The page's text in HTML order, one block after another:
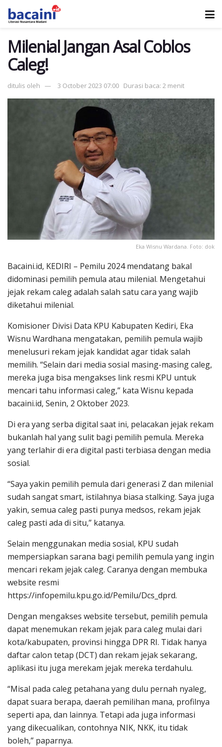
Milenial Jangan Asal Coblos
Caleg!
ditulis oleh 3 October 2023 07:00 Durasi baca: 2 menit
Eka Wisnu Wardana. Foto: dok
Bacaini.id, KEDIRI – Pemilu 2024 mendatang bakal
didominasi pemilih pemula atau milenial. Mengetahui
jejak rekam caleg adalah salah satu cara yang wajib
diketahui milenial.
Komisioner Divisi Data KPU Kabupaten Kediri, Eka
Wisnu Wardhana mengatakan, pemilih pemula wajib
menelusuri rekam jejak kandidat agar tidak salah
memilih. “Selain dari media sosial masing-masing caleg,
mereka juga bisa mengakses link resmi KPU untuk
mencari tahu informasi caleg,” kata Wisnu kepada
bacaini.id, Senin, 2 Oktober 2023.
Di era yang serba digital saat ini, pelacakan jejak rekam
bukanlah hal yang sulit bagi pemilih pemula. Mereka
yang terlahir di era digital pasti terbiasa dengan media
sosial.
“Saya yakin pemilih pemula dari generasi Z dan milenial
sudah sangat smart, istilahnya biasa stalking. Saya juga
yakin, semua caleg pasti punya medsos, rekam jejak
caleg pasti ada di situ,” katanya.
Selain menggunakan media sosial, KPU sudah
mempersiapkan sarana bagi pemilih pemula yang ingin
mencari rekam jejak caleg. Caranya dengan membuka
website resmi
https://infopemilu.kpu.go.id/Pemilu/Dcs_dprd.
Dengan mengakses website tersebut, pemilih pemula
dapat menemukan rekam jejak para caleg mulai dari
kota/kabupaten, provinsi hingga DPR RI. Tidak hanya
daftar calon tetap (DCT) dan rekam jejak sekarang,
aplikasi itu juga merekam jejak mereka terdahulu.
“Misal pada caleg petahana yang dulu pernah nyaleg,
dapat suara berapa, daerah pemilihan mana, profilnya
seperti apa, dan lainnya. Tetapi ada juga informasi
yang dikecualikan, contohnya NIK, NKK, itu tidak
boleh,” paparnya.